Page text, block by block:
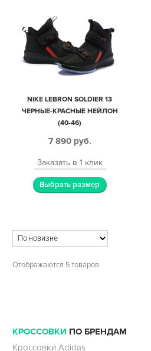
NIKE LEBRON SOLDIER 13
ЧЕРНЫЕ-КРАСНЫЕ НЕЙЛОН
(40-46)
7 890 руб.
Заказать в 1 клик
Выбрать размер
Отображаются 5 товаров
КРОССОВКИ ПО БРЕНДАМ
Кроссовки Adidas